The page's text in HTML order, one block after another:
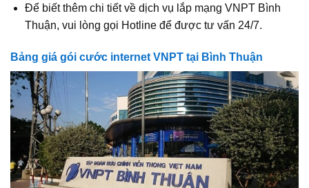
Để biết thêm chi tiết về dịch vụ lắp mạng VNPT Bình
Thuận, vui lòng gọi Hotline để được tư vấn 24/7.
Bảng giá gói cước internet VNPT tại Bình Thuận